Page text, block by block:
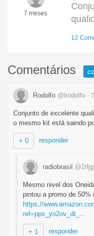
7 meses
12
Comentários
Rodolfo @lrodolfo -
Conjunto de excelente
o mesmo kit está saindo
+ 0 responder
radiobrasil
Mesmo nivel dos
pintou a promo de 50%
https://
ref=ppx_yo2ov_dt_...
+ 1 responder